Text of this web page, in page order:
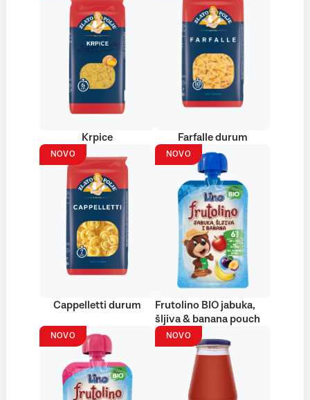
Krpice Farfalle durum
NOVO
Cappelletti durum
NOVO
Frutolino BIO jabuka,
šljiva & banana pouch
NOVO NOVO